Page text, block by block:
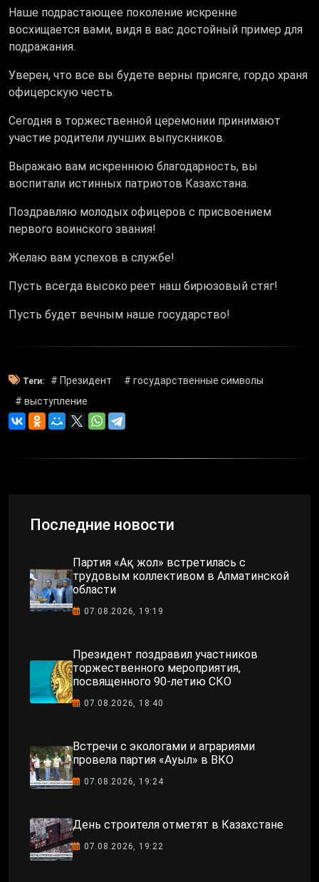
Наше подрастающее поколение искренне
восхищается вами, видя в вас достойный пример для
подражания.
Уверен, что все вы будете верны присяге, гордо храня
офицерскую честь.
Сегодня в торжественной церемонии принимают
участие родители лучших выпускников.
Выражаю вам искреннюю благодарность, вы
воспитали истинных патриотов Казахстана.
Поздравляю молодых офицеров с присвоением
первого воинского звания!
Желаю вам успехов в службе!
Пусть всегда высоко реет наш бирюзовый стяг!
Пусть будет вечным наше государство!
Теги: # Президент
# государственные символы
# выступление
Последние новости
Партия «Ақ жол» встретилась с
трудовым коллективом в Алматинской
области
07.08.2026, 19:19
Президент поздравил участников
торжественного мероприятия,
посвященного 90-летию СКО
07.08.2026, 18:40
Встречи с экологами и аграриями
провела партия «Ауыл» в ВКО
07.08.2026, 19:24
День строителя отметят в Казахстане
07.08.2026, 19:22